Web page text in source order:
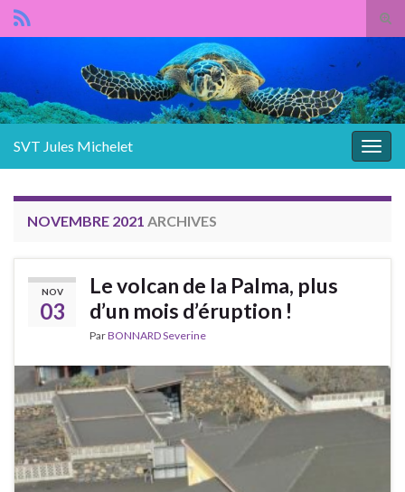
SVT Jules Michelet
NOVEMBRE 2021 ARCHIVES
NOV
03
Le volcan de la Palma, plus
d’un mois d’éruption !
ParBONNARD Severine
Panneau de gestion des cookies